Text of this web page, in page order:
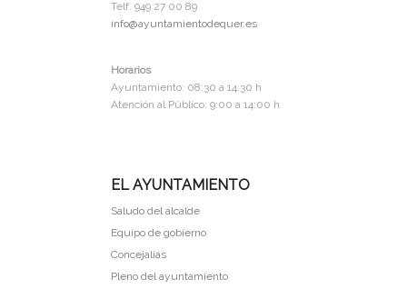
Telf. 949 27 00 89
info@ayuntamientodequer.es
Horarios
Ayuntamiento: 08:30 a 14:30 h
Atención al Público: 9:00 a 14:00 h
EL AYUNTAMIENTO
Saludo del alcalde
Equipo de gobierno
Concejalias
Pleno del ayuntamiento